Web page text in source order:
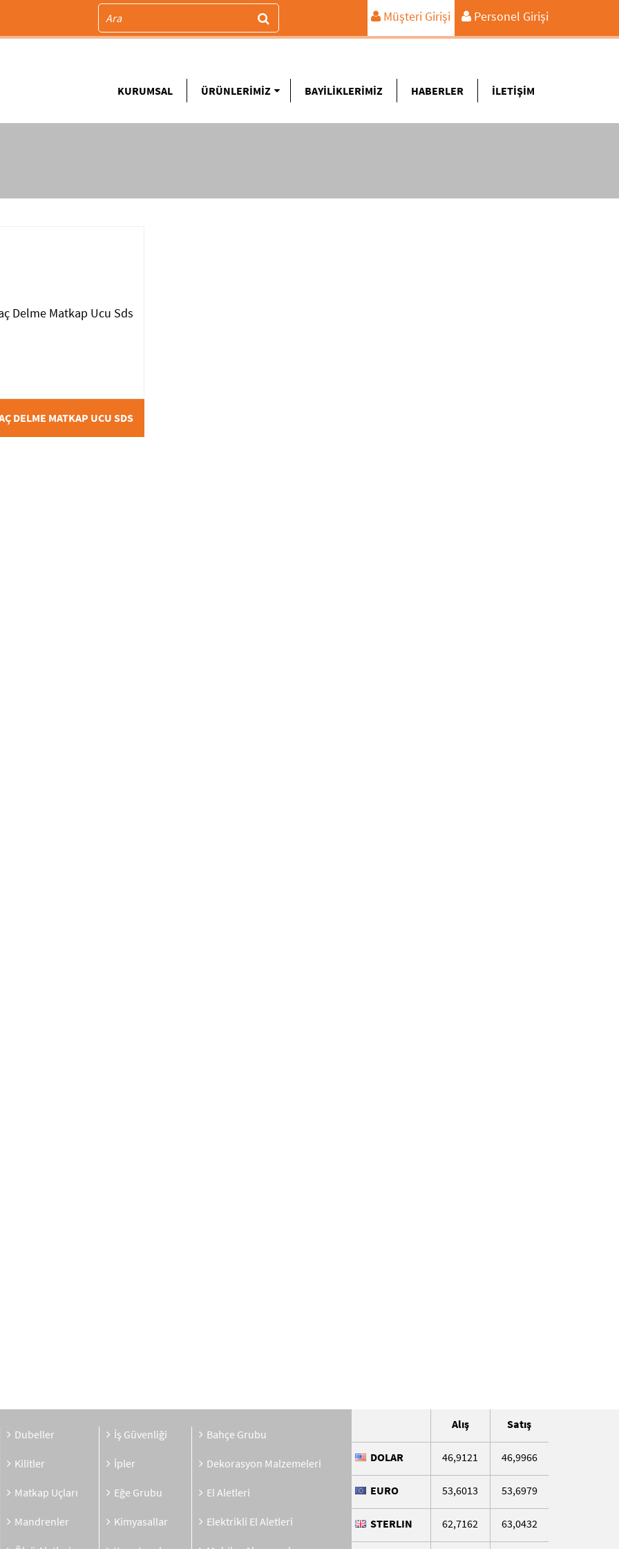
Müşteri Girişi Personel Girişi
KURUMSAL ÜRÜNLERİMİZ BAYİLİKLERİMİZ HABERLER İLETİŞİM
DELME MATKAP UCU SDS
Dubeller
Kilitler
Matkap Uçları
Mandrenler
İş Güvenliği
İpler
Eğe Grubu
Kimyasallar
Bahçe Grubu
Dekorasyon Malzemeleri
El Aletleri
Elektrikli El Aletleri
Alış Satış
DOLAR 46,9121 46,9966
EURO 53,6013 53,6979
STERLIN 62,7162 63,0432